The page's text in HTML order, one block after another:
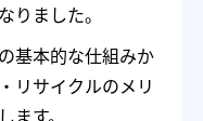
りました。
基本的な仕組みか
リサイクルのメリ
ます。